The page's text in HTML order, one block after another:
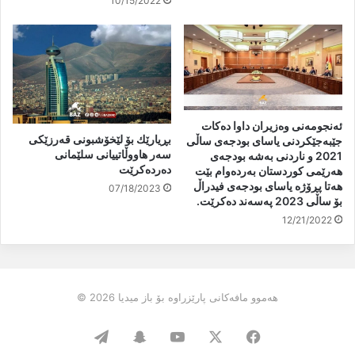
ئەنجومەنی وەزیران داوا دەکات
جێبەجێکردنی یاسای بودجەی ساڵی
2021 و ناردنی بەشە بودجەی
هەرێمی کوردستان بەردەوام بێت
هەتا پڕۆژە یاسای بودجەی فیدراڵ
بۆ ساڵی 2023 پەسەند دەکرێت.
12/21/2022
بڕیارێك بۆ لێخۆشبونی قەرزێكی
سەر هاووڵاتییانى سلێمانى
دەردەكرێت
07/18/2023
هەموو مافەکانی پارێزراوە بۆ باز میدیا 2026 ©
Facebook
YouTube
Snapchat
Telegram